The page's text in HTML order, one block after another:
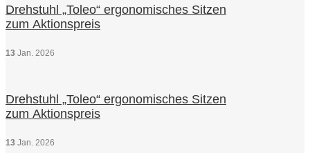
Drehstuhl „Toleo“ ergonomisches Sitzen
zum Aktionspreis
13 Jan. 2026
Drehstuhl „Toleo“ ergonomisches Sitzen
zum Aktionspreis
13 Jan. 2026